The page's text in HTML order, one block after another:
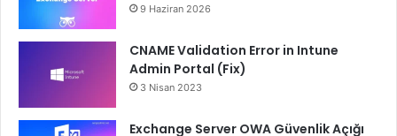
9 Haziran 2026
CNAME Validation Error in Intune
Admin Portal (Fix)
3 Nisan 2023
Exchange Server OWA Güvenlik Açığı